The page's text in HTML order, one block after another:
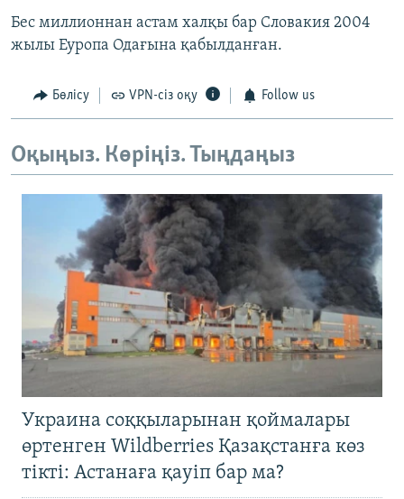
Бес миллионнан астам халқы бар Словакия 2004
жылы Еуропа Одағына қабылданған.
Бөлісу VPN-сіз оқу Follow us
Оқыңыз. Көріңіз. Тыңдаңыз
Украина соққыларынан қоймалары
өртенген Wildberries Қазақстанға көз
тікті: Астанаға қауіп бар ма?